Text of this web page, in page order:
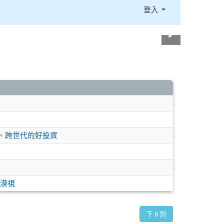
登入
跨世代的好投資
視
下 6 則